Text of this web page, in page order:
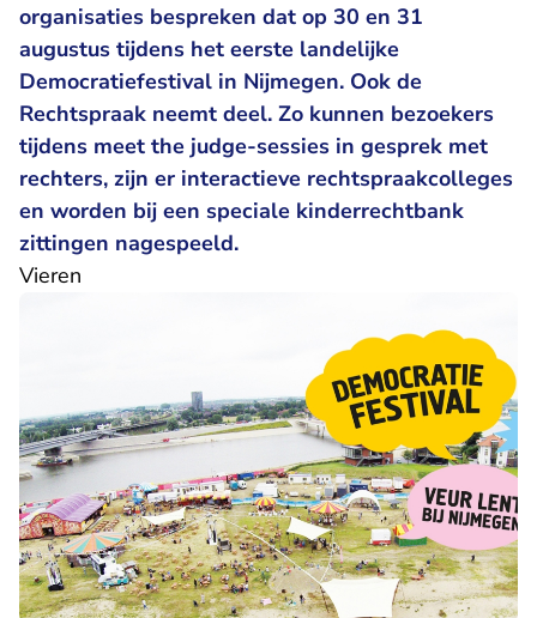
organisaties bespreken dat op 30 en 31
augustus tijdens het eerste landelijke
Democratiefestival in Nijmegen. Ook de
Rechtspraak neemt deel. Zo kunnen bezoekers
tijdens meet the judge-sessies in gesprek met
rechters, zijn er interactieve rechtspraakcolleges
en worden bij een speciale kinderrechtbank
zittingen nagespeeld.
Vieren